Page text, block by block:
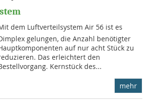
dem Luftverteilsystem Air 56 ist es
gelungen, die Anzahl benötigter
auf nur acht Stück zu
Das erleichtert den
Kernstück des...
mehr